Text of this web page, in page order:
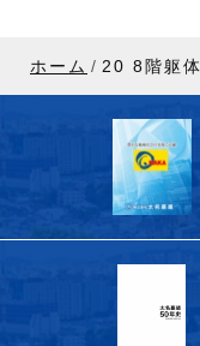
ホーム 20 8階躯